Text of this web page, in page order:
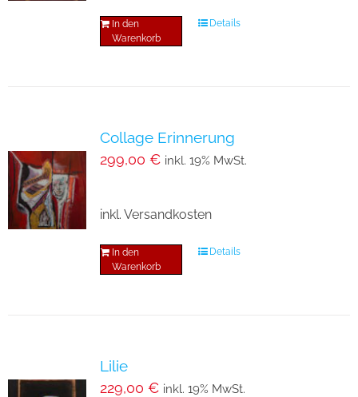
In den
Warenkorb
Details
Collage Erinnerung
299,00 € inkl. 19% MwSt.
inkl. Versandkosten
In den
Warenkorb
Details
Lilie
229,00 € inkl. 19% MwSt.